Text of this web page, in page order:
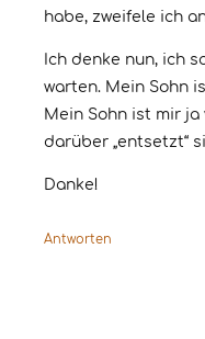
habe, zweifele ich
Ich denke nun, ich
warten. Mein Sohn
Mein Sohn ist mir
darüber „entsetzt“
Danke!
Antworten